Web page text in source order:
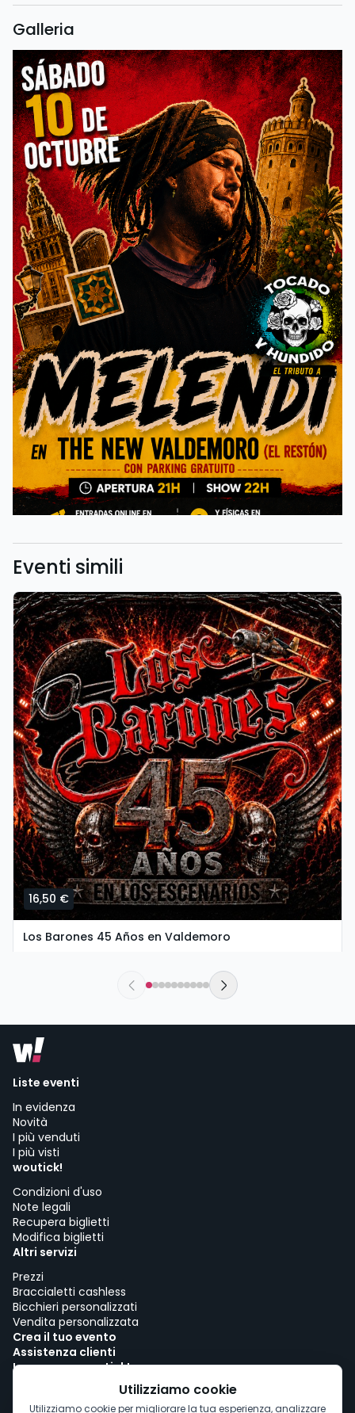
Galleria
Eventi simili
16,50 €
Los Barones 45 Años en Valdemoro
The New Valdemoro El Restón | Valdemoro
Liste eventi
In evidenza
Novità
I più venduti
I più visti
woutick!
Condizioni d'uso
Note legali
Recupera biglietti
Modifica biglietti
Altri servizi
Prezzi
Braccialetti cashless
Bicchieri personalizzati
Vendita personalizzata
Crea il tuo evento
Assistenza clienti
Lavora con woutick!
Consenso ai cookieUtilizziamo cookie
Utilizziamo cookie per migliorare la tua esperienza, analizzare